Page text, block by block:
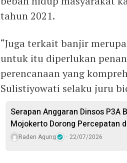
tahun 2021.
“Juga terkait banjir
untuk itu diperlukan
perencanaan yang
Sulistiyowati selaku juru
Serapan Anggaran Dinsos P3A
Mojokerto Dorong Percepatan
Raden Agung 22/07/2026